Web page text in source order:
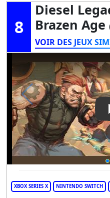
8
Diesel
Brazen Age
VOIR DES JEUX
XBOX SERIES X NINTENDO SWITCH